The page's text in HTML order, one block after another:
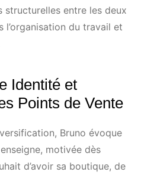
entre les deux
l’organisation du travail et
Identité et
Points de Vente
Bruno évoque
motivée dès
d’avoir sa boutique, de